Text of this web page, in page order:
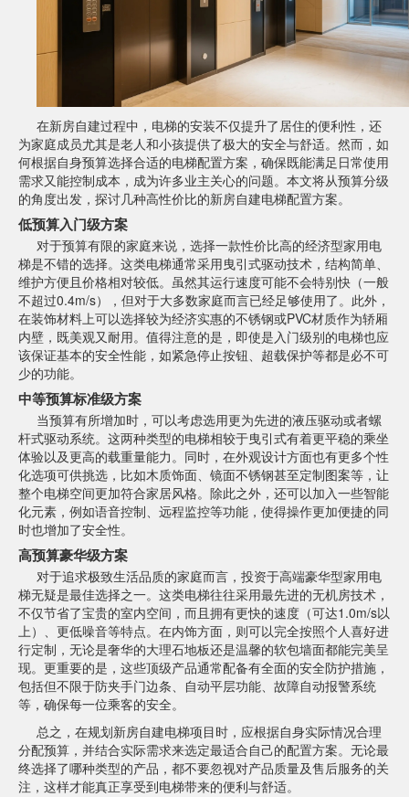
在新房自建过程中，电梯的安装不仅提升了居住的便利性，还
为家庭成员尤其是老人和小孩提供了极大的安全与舒适。然而，如
何根据自身预算选择合适的电梯配置方案，确保既能满足日常使用
需求又能控制成本，成为许多业主关心的问题。本文将从预算分级
的角度出发，探讨几种高性价比的新房自建电梯配置方案。
低预算入门级方案
对于预算有限的家庭来说，选择一款性价比高的经济型家用电
梯是不错的选择。这类电梯通常采用曳引式驱动技术，结构简单、
维护方便且价格相对较低。虽然其运行速度可能不会特别快（一般
不超过0.4m/s），但对于大多数家庭而言已经足够使用了。此外，
在装饰材料上可以选择较为经济实惠的不锈钢或PVC材质作为轿厢
内壁，既美观又耐用。值得注意的是，即使是入门级别的电梯也应
该保证基本的安全性能，如紧急停止按钮、超载保护等都是必不可
少的功能。
中等预算标准级方案
当预算有所增加时，可以考虑选用更为先进的液压驱动或者螺
杆式驱动系统。这两种类型的电梯相较于曳引式有着更平稳的乘坐
体验以及更高的载重量能力。同时，在外观设计方面也有更多个性
化选项可供挑选，比如木质饰面、镜面不锈钢甚至定制图案等，让
整个电梯空间更加符合家居风格。除此之外，还可以加入一些智能
化元素，例如语音控制、远程监控等功能，使得操作更加便捷的同
时也增加了安全性。
高预算豪华级方案
对于追求极致生活品质的家庭而言，投资于高端豪华型家用电
梯无疑是最佳选择之一。这类电梯往往采用最先进的无机房技术，
不仅节省了宝贵的室内空间，而且拥有更快的速度（可达1.0m/s以
上）、更低噪音等特点。在内饰方面，则可以完全按照个人喜好进
行定制，无论是奢华的大理石地板还是温馨的软包墙面都能完美呈
现。更重要的是，这些顶级产品通常配备有全面的安全防护措施，
包括但不限于防夹手门边条、自动平层功能、故障自动报警系统
等，确保每一位乘客的安全。
总之，在规划新房自建电梯项目时，应根据自身实际情况合理
分配预算，并结合实际需求来选定最适合自己的配置方案。无论最
终选择了哪种类型的产品，都不要忽视对产品质量及售后服务的关
注，这样才能真正享受到电梯带来的便利与舒适。